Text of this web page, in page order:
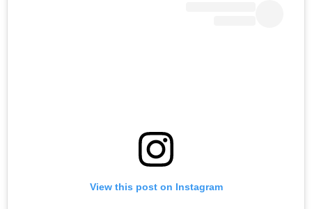
View this post on Instagram